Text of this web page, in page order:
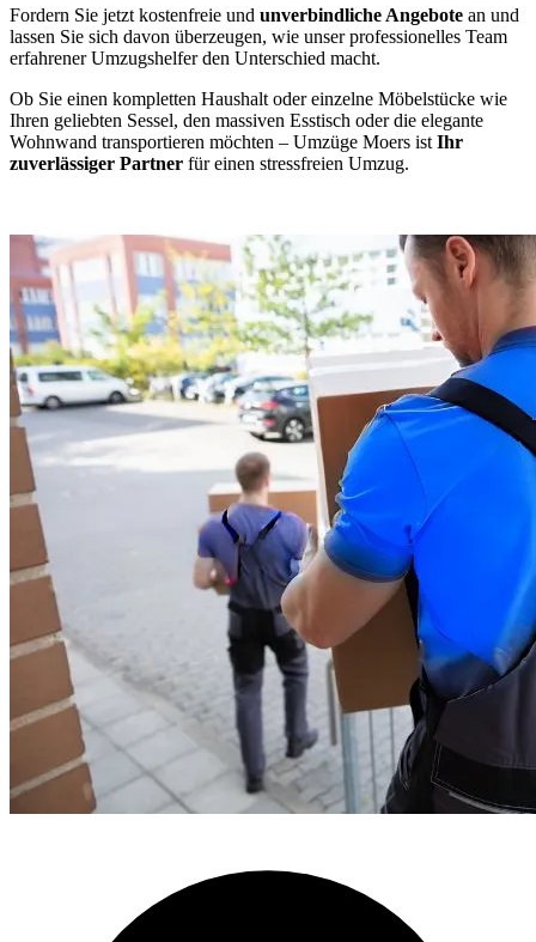
Fordern Sie jetzt kostenfreie und unverbindliche Angebote an und
lassen Sie sich davon überzeugen, wie unser professionelles Team
erfahrener Umzugshelfer den Unterschied macht.
Ob Sie einen kompletten Haushalt oder einzelne Möbelstücke wie
Ihren geliebten Sessel, den massiven Esstisch oder die elegante
Wohnwand transportieren möchten – Umzüge Moers ist Ihr
zuverlässiger Partner für einen stressfreien Umzug.